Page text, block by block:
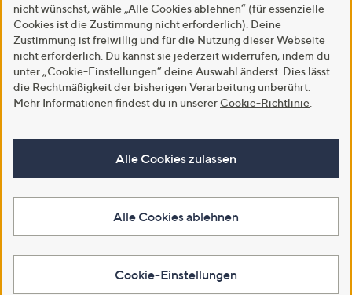
nicht wünschst, wähle „Alle Cookies ablehnen“ (für essenzielle
Cookies ist die Zustimmung nicht erforderlich). Deine
Zustimmung ist freiwillig und für die Nutzung dieser Webseite
nicht erforderlich. Du kannst sie jederzeit widerrufen, indem du
unter „Cookie-Einstellungen“ deine Auswahl änderst. Dies lässt
die Rechtmäßigkeit der bisherigen Verarbeitung unberührt.
Mehr Informationen findest du in unserer Cookie-Richtlinie
Alle Cookies zulassen
Alle Cookies ablehnen
Cookie-Einstellungen